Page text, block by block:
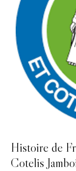
Histoire de
Cotelis